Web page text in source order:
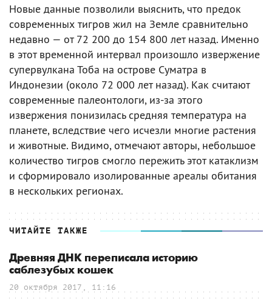
Новые данные позволили выяснить, что предок
современных тигров жил на Земле сравнительно
недавно — от 72 200 до 154 800 лет назад. Именно
в этот временной интервал произошло извержение
супервулкана Тоба на острове Суматра в
Индонезии (около 72 000 лет назад). Как считают
современные палеонтологи, из-за этого
извержения понизилась средняя температура на
планете, вследствие чего исчезли многие растения
и животные. Видимо, отмечают авторы, небольшое
количество тигров смогло пережить этот катаклизм
и сформировало изолированные ареалы обитания
в нескольких регионах.
ЧИТАЙТЕ ТАКЖЕ
Древняя ДНК переписала историю
саблезубых кошек
20 октября 2017, 11:16